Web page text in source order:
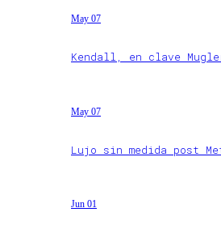
May 07
Kendall, en clave
May 07
Lujo sin medida post
Jun 01